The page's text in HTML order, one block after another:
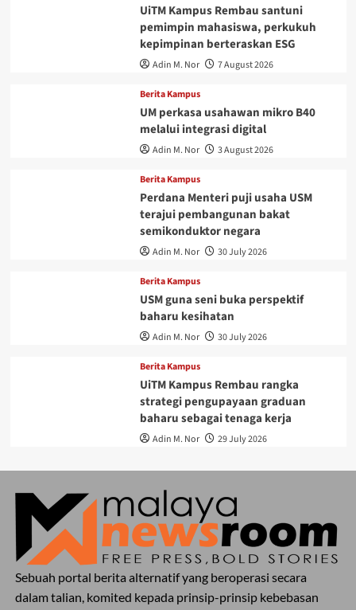
UiTM Kampus Rembau santuni
pemimpin mahasiswa, perkukuh
kepimpinan berteraskan ESG
Adin M. Nor 7 August 2026
Berita Kampus
UM perkasa usahawan mikro B40
melalui integrasi digital
Adin M. Nor 3 August 2026
Berita Kampus
Perdana Menteri puji usaha USM
terajui pembangunan bakat
semikonduktor negara
Adin M. Nor 30 July 2026
Berita Kampus
USM guna seni buka perspektif
baharu kesihatan
Adin M. Nor 30 July 2026
Berita Kampus
UiTM Kampus Rembau rangka
strategi pengupayaan graduan
baharu sebagai tenaga kerja
Adin M. Nor 29 July 2026
Sebuah portal berita alternatif yang beroperasi secara
dalam talian, komited kepada prinsip-prinsip kebebasan